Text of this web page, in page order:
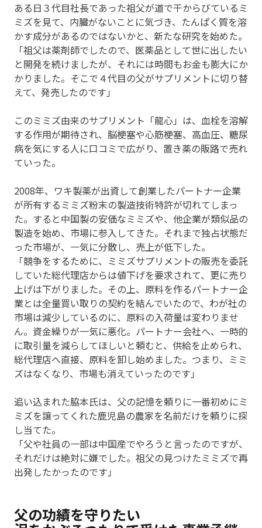
ある日３代目社長であった祖父が道で干からびているミ
ミズを見て、内臓がないことに気づき、たんぱく質を溶
かす成分があるのではないかと、新たな研究を始めた。
「祖父は薬剤師でしたので、医薬品として世に出したい
と開発を続けましたが、それには時間もお金も膨大にか
かりました。そこで４代目の父がサプリメントに切り替
えて、発売したのです」
このミミズ由来のサプリメント「龍心」は、血栓を溶解
する作用が期待され、脳梗塞や心筋梗塞、高血圧、糖尿
病を気にする人に口コミで広がり、置き薬の販路で売れ
ていった。
2008年、ワキ製薬が出資して創業したパートナー企業
が所有するミミズ粉末の製造技術特許が切れてしまっ
た。すると中国製の安価なミミズや、他企業が類似品の
製造を始め、市場に参入してきた。それまで独占状態だ
った市場が、一気に分散し、売上が低下した。
「競争をするために、ミミズサプリメントの販売を委託
していた総代理店からは値下げを要求されて、更に売り
上げは下がりました。その上、原料を作るパートナー企
業とは全量買い取りの契約を結んでいたので、わが社の
市場は減少しているのに、原料の入荷量は変わりませ
ん。資金繰りが一気に悪化。パートナー会社へ、一時的
に取引量を減らしてほしいと頼むと、供給を止められ、
総代理店へ直接、原料を卸し始めました。つまり、ミミ
ズはなくなり、市場も消えていったのです」
追い込まれた脇本氏は、父の記憶を頼りに一番初めにミ
ミズを譲ってくれた鹿児島の農家を名前だけを頼りに探
し当てた。
「父や社員の一部は中国産でやろうと言ったのですが、
それだけは絶対に嫌でした。祖父の見つけたミミズで再
出発したかったのです」
父の功績を守りたい